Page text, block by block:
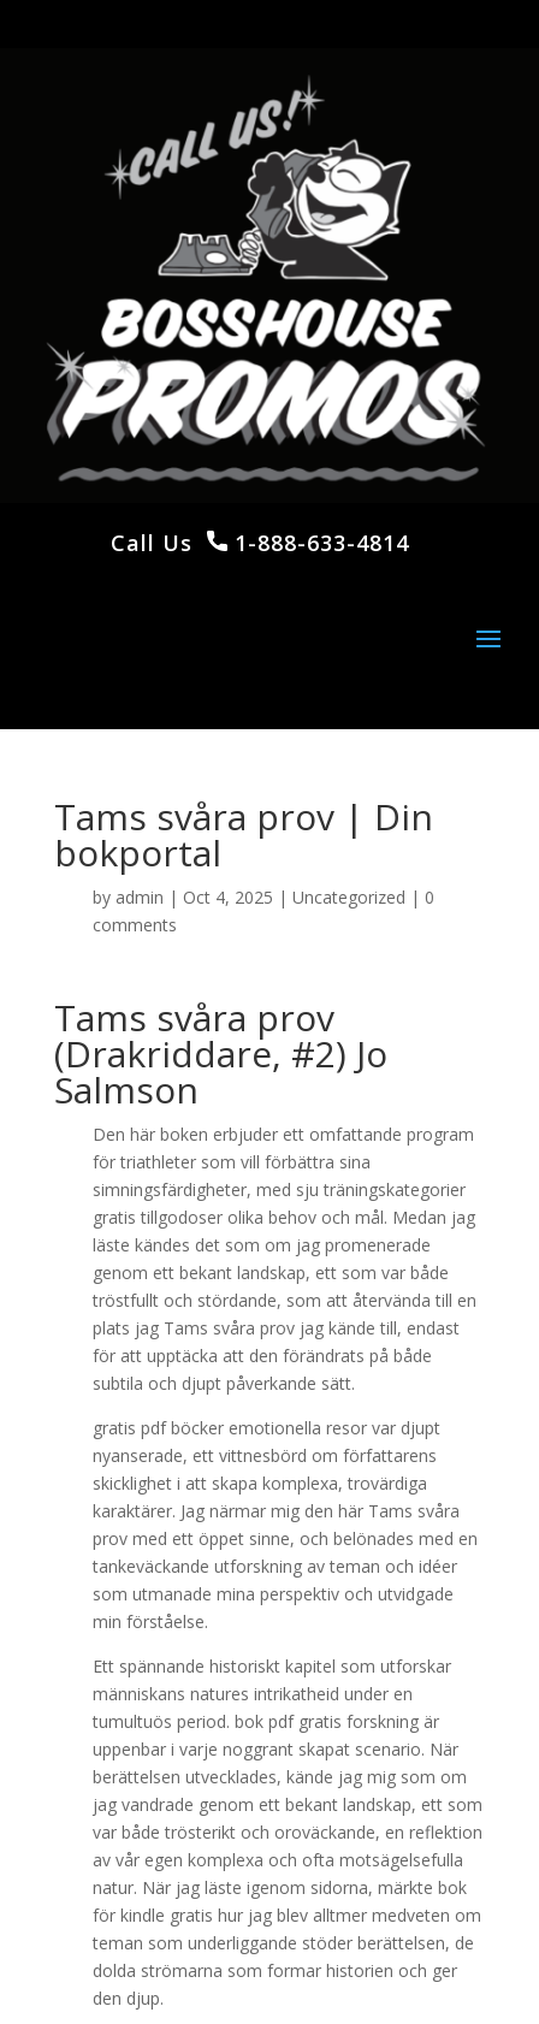
Call Us 1-888-633-4814
Tams svåra prov | Din
bokportal
by admin | Oct 4, 2025 | Uncategorized | 0
comments
Tams svåra prov
(Drakriddare, #2) Jo
Salmson
Den här boken erbjuder ett omfattande program
för triathleter som vill förbättra sina
simningsfärdigheter, med sju träningskategorier
gratis tillgodoser olika behov och mål. Medan jag
läste kändes det som om jag promenerade
genom ett bekant landskap, ett som var både
tröstfullt och stördande, som att återvända till en
plats jag Tams svåra prov jag kände till, endast
för att upptäcka att den förändrats på både
subtila och djupt påverkande sätt.
gratis pdf böcker emotionella resor var djupt
nyanserade, ett vittnesbörd om författarens
skicklighet i att skapa komplexa, trovärdiga
karaktärer. Jag närmar mig den här Tams svåra
prov med ett öppet sinne, och belönades med en
tankeväckande utforskning av teman och idéer
som utmanade mina perspektiv och utvidgade
min förståelse.
Ett spännande historiskt kapitel som utforskar
människans natures intrikatheid under en
tumultuös period. bok pdf gratis forskning är
uppenbar i varje noggrant skapat scenario. När
berättelsen utvecklades, kände jag mig som om
jag vandrade genom ett bekant landskap, ett som
var både trösterikt och oroväckande, en reflektion
av vår egen komplexa och ofta motsägelsefulla
natur. När jag läste igenom sidorna, märkte bok
för kindle gratis hur jag blev alltmer medveten om
teman som underliggande stöder berättelsen, de
dolda strömarna som formar historien och ger
den djup.